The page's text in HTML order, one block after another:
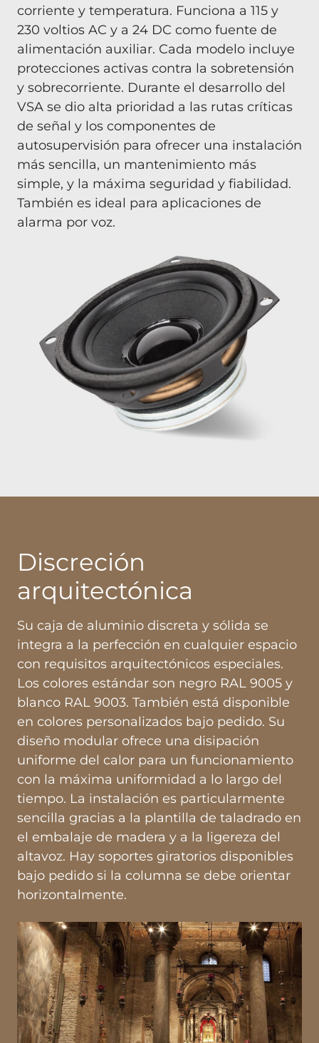
corriente y temperatura. Funciona a 115 y
230 voltios AC y a 24 DC como fuente de
alimentación auxiliar. Cada modelo incluye
protecciones activas contra la sobretensión
y sobrecorriente. Durante el desarrollo del
VSA se dio alta prioridad a las rutas críticas
de señal y los componentes de
autosupervisión para ofrecer una instalación
más sencilla, un mantenimiento más
simple, y la máxima seguridad y fiabilidad.
También es ideal para aplicaciones de
alarma por voz.
Discreción
arquitectónica
Su caja de aluminio discreta y sólida se
integra a la perfección en cualquier espacio
con requisitos arquitectónicos especiales.
Los colores estándar son negro RAL 9005 y
blanco RAL 9003. También está disponible
en colores personalizados bajo pedido. Su
diseño modular ofrece una disipación
uniforme del calor para un funcionamiento
con la máxima uniformidad a lo largo del
tiempo. La instalación es particularmente
sencilla gracias a la plantilla de taladrado en
el embalaje de madera y a la ligereza del
altavoz. Hay soportes giratorios disponibles
bajo pedido si la columna se debe orientar
horizontalmente.